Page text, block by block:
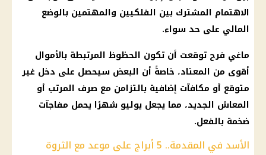
الاهتمام المشترك بين الفلكيين والمهتمين بالوضع
المالي على حد سواء.
ماغي فرح توقعت أن تكون الحظوظ المرتبطة بالأموال
أقوى من المعتاد، خاصةً أن البعض سيحصل على دخل غير
متوقع أو مكافآت إضافية بالتزامن مع صرف المرتب أو
المعاش الجديد، مما يجعل يوليو شهرًا يحمل مفاجآت
ضخمة بالفعل.
الأسد في المقدمة.. 5 أبراج على موعد مع الثروة